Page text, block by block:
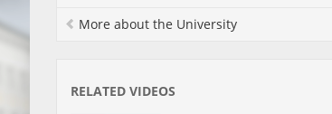
More about the University
RELATED VIDEOS